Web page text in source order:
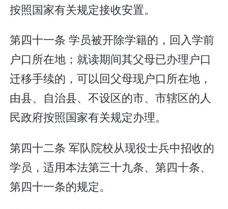
按照国家有关规定接收安置。
第四十一条 学员被开除学籍的，回入学前
户口所在地；就读期间其父母已办理户口
迁移手续的，可以回父母现户口所在地，
由县、自治县、不设区的市、市辖区的人
民政府按照国家有关规定办理。
第四十二条 军队院校从现役士兵中招收的
学员，适用本法第三十九条、第四十条、
第四十一条的规定。